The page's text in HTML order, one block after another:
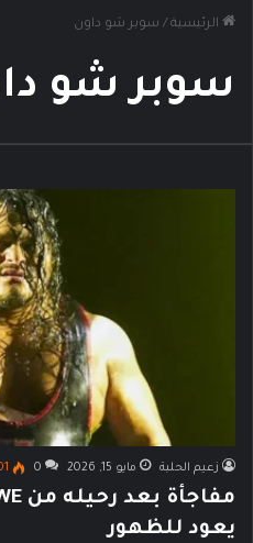
الرئيسية / سوبر شو داون
سوبر شو
زعيم الحلبة مايو 15, 2026 0
يعود للظهور